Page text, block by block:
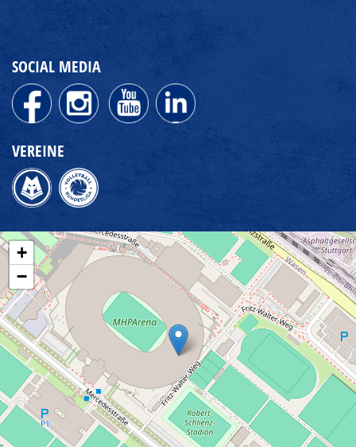
SOCIAL MEDIA
VEREINE
+
−